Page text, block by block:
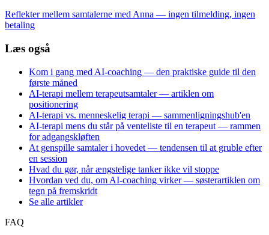
Reflekter mellem samtalerne med Anna — ingen tilmelding, ingen
betaling
Læs også
Kom i gang med AI-coaching — den praktiske guide til den
første måned
AI-terapi mellem terapeutsamtaler — artiklen om
positionering
AI-terapi vs. menneskelig terapi — sammenligningshub'en
AI-terapi mens du står på venteliste til en terapeut — rammen
for adgangskløften
At genspille samtaler i hovedet — tendensen til at gruble efter
en session
Hvad du gør, når ængstelige tanker ikke vil stoppe
Hvordan ved du, om AI-coaching virker — søsterartiklen om
tegn på fremskridt
Se alle artikler
FAQ